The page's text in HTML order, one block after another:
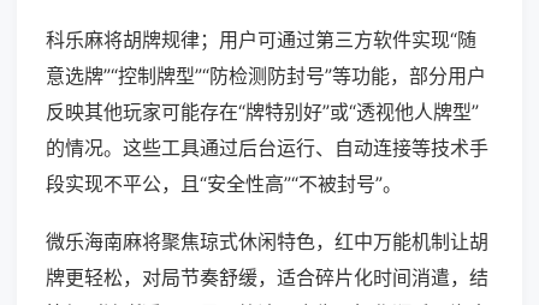
科乐麻将胡牌规律；用户可通过第三方软件实现“随
意选牌”“控制牌型”“防检测防封号”等功能，部分用户
反映其他玩家可能存在“牌特别好”或“透视他人牌型”
的情况。这些工具通过后台运行、自动连接等技术手
段实现不平公，且“安全性高”“不被封号”。
微乐海南麻将聚焦琼式休闲特色，红中万能机制让胡
牌更轻松，对局节奏舒缓，适合碎片化时间消遣，结